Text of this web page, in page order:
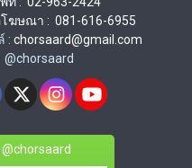
ฆษณา : 081-616-6955
: chorsaard@gmail.com
: @chorsaard
@chorsaard